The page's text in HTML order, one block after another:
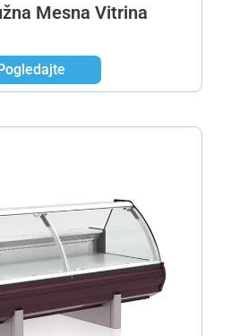
Mesna Vitrina